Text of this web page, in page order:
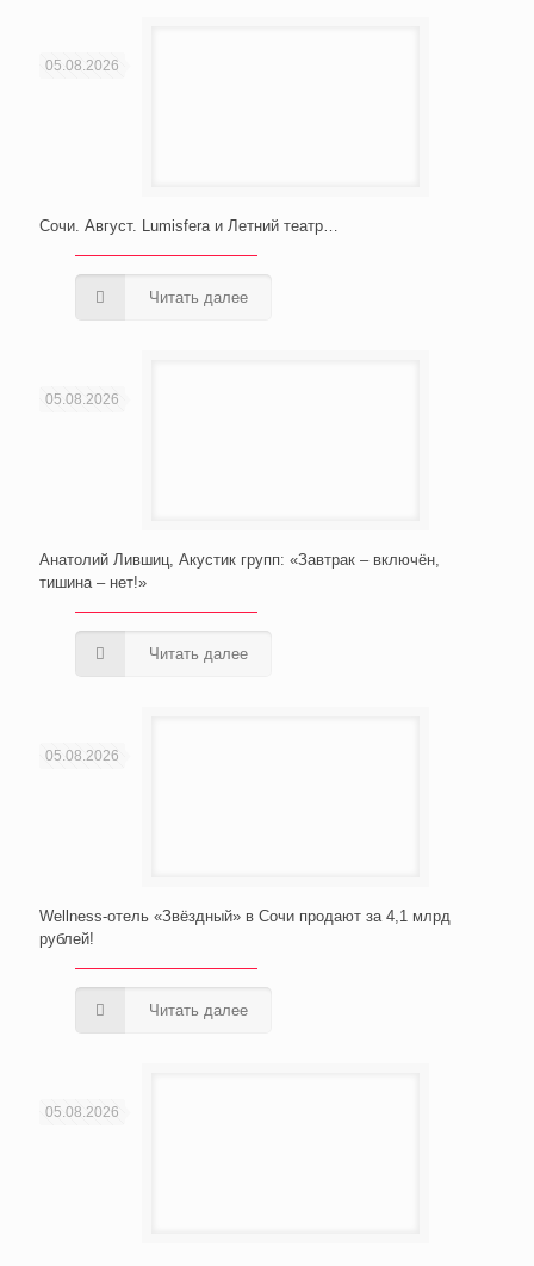
05.08.2026
Сочи. Август. Lumisfera и Летний театр…
Читать далее
05.08.2026
Анатолий Лившиц, Акустик групп: «Завтрак – включён,
тишина – нет!»
Читать далее
05.08.2026
Wellness-отель «Звёздный» в Сочи продают за 4,1 млрд
рублей!
Читать далее
05.08.2026